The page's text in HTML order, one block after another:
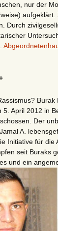
nur der
Durch
Burak
5. April 2012 in
Der
A.
Initiative für die
seit Buraks
und ein